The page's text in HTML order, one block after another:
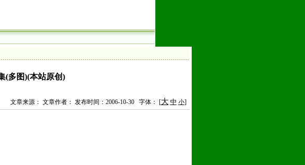
(多图)(本站原创)
文章来源： 文章作者： 发布时间：2006-10-30 字体： [大 中 小]